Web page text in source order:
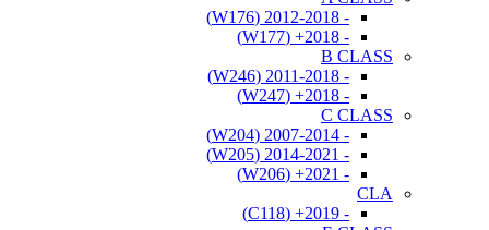
- 2012-2018 (W176)
- 2018+ (W177)
B CLASS
- 2011-2018 (W246)
- 2018+ (W247)
C CLASS
- 2007-2014 (W204)
- 2014-2021 (W205)
- 2021+ (W206)
CLA
- 2019+ (C118)